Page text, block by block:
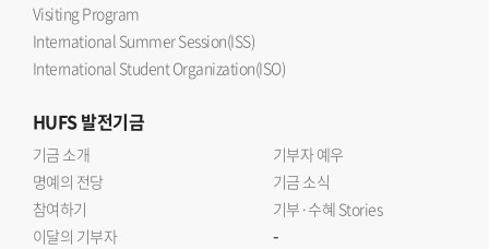
Visiting Program
International Summer Session(ISS)
International Student Organization(ISO)
HUFS발전기금
기금 소개
기부자 예우
명예의 전당
기금 소식
참여하기
기부·수혜 Stories
이달의 기부자
-